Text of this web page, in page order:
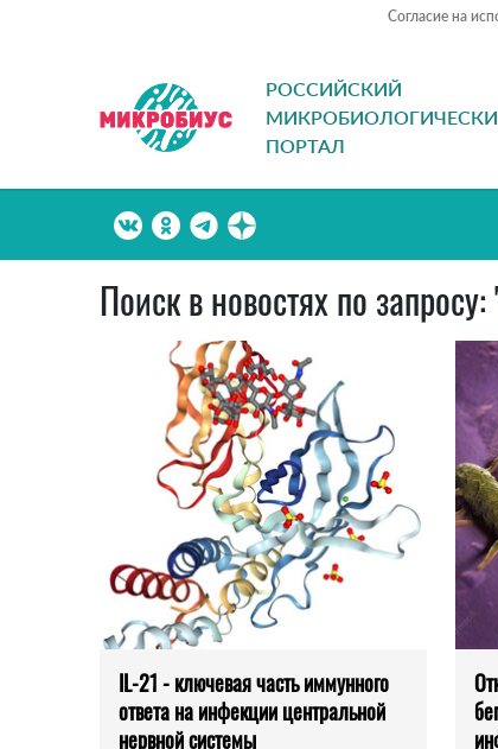
Согласие на
РОССИЙСКИЙ
ПОРТАЛ
Поиск в новостях по
IL-21 - ключевая часть иммунного
ответа на инфекции центральной
нервной системы